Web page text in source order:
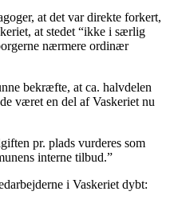
at det var direkte forkert,
at stedet “ikke i særlig
nærmere ordinær
bekræfte, at ca. halvdelen
været en del af Vaskeriet nu
pr. plads vurderes som
interne tilbud.”
i Vaskeriet dybt: